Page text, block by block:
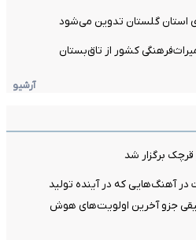
استان گلستان تدوین می‌شود
کشور از تاق‌بستان
آرشیو
برگزار شد
آهنگ‌هایی که در آینده تولید
جزو آخرین اولویت‌های هوش